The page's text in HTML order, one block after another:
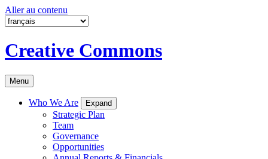
Aller au contenu
Creative Commons
Menu
Who We Are Expand
Strategic Plan
Team
Governance
Opportunities